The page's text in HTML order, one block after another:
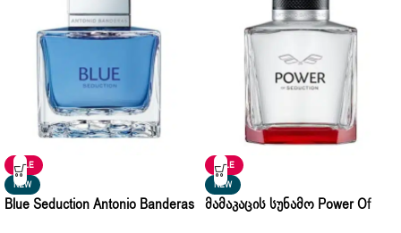
SALE
NEW
Blue Seduction Antonio Banderas
SALE
NEW
Მამაკაცის Სუნამო Power Of